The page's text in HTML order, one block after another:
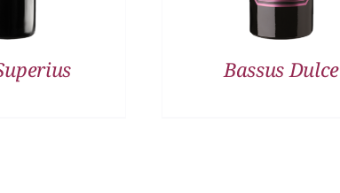
Bassus Dulce